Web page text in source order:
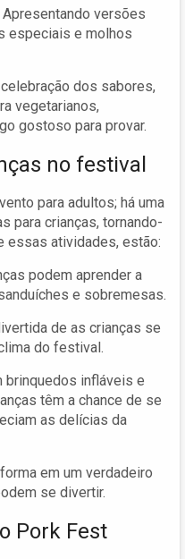
Apresentando versões
especiais e molhos
dos sabores,
vegetarianos,
gostoso para provar.
no festival
para adultos; há uma
para crianças, tornando-
essas atividades, estão:
podem aprender a
e sobremesas.
de as crianças se
do festival.
brinquedos infláveis e
têm a chance de se
as delícias da
em um verdadeiro
se divertir.
Pork Fest